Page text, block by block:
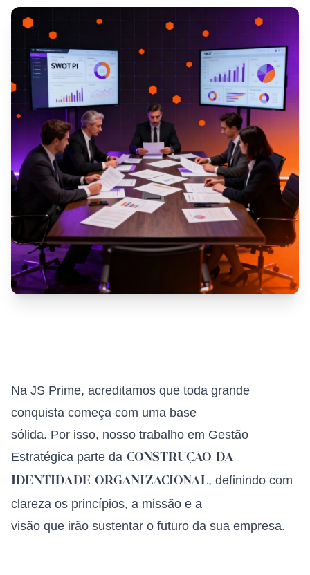
Na JS Prime, acreditamos que toda grande
conquista começa com uma base
sólida. Por isso, nosso trabalho em Gestão
Estratégica parte da construção da
identidade organizacional, definindo com
clareza os princípios, a missão e a
visão que irão sustentar o futuro da sua empresa.